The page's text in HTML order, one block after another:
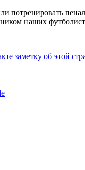
потренировать
наших